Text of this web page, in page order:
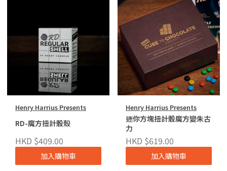
Henry Harrius Presents
RD-魔方扭計骰殼
HKD $409.00
加入購物車
Henry Harrius Presents
迷你方塊扭計骰魔方變朱古
力
HKD $619.00
加入購物車